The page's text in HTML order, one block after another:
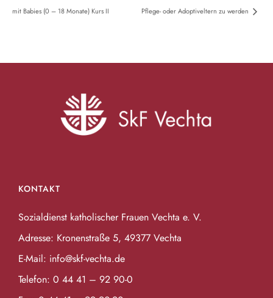
mit Babies (0 – 18 Monate) Kurs II
Pflege- oder Adoptiveltern zu werden
KONTAKT
Sozialdienst katholischer Frauen Vechta e. V.
Adresse: Kronenstraße 5, 49377 Vechta
E-Mail: info@skf-vechta.de
Telefon: 0 44 41 – 92 90-0